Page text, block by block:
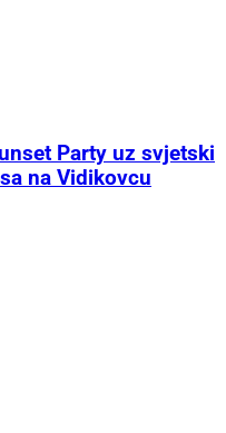
Party uz svjetski
na Vidikovcu